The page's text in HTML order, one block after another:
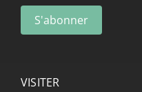
VISITER